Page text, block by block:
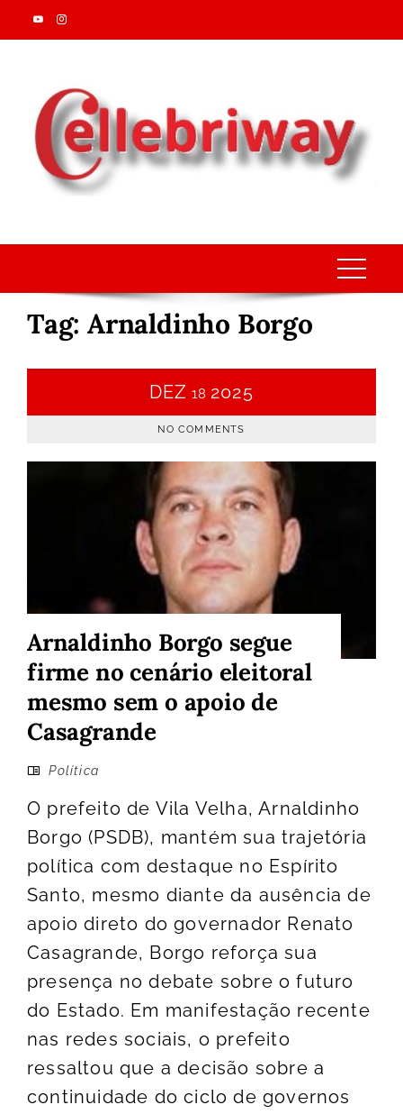
Skip
to
Tag: Arnaldinho Borgo
DEZ 18 2025
NO COMMENTS
Arnaldinho Borgo segue
firme no cenário eleitoral
mesmo sem o apoio de
Casagrande
Política
O prefeito de Vila Velha, Arnaldinho
Borgo (PSDB), mantém sua trajetória
política com destaque no Espírito
Santo, mesmo diante da ausência de
apoio direto do governador Renato
Casagrande, Borgo reforça sua
presença no debate sobre o futuro
do Estado. Em manifestação recente
nas redes sociais, o prefeito
ressaltou que a decisão sobre a
continuidade do ciclo de governos